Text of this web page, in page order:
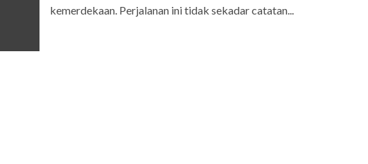
kemerdekaan. Perjalanan ini tidak sekadar catatan...